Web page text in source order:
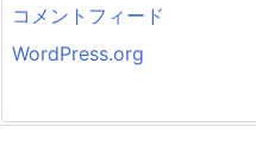
コメントフィード
WordPress.org